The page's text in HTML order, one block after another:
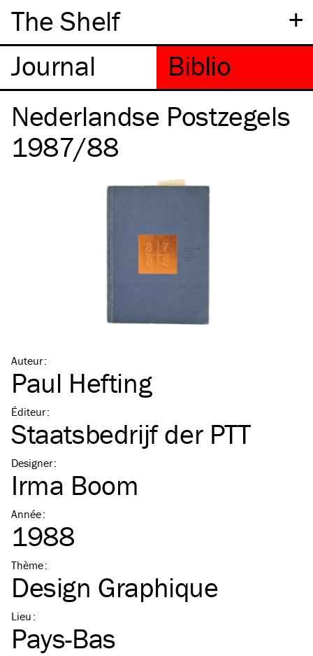
+
The Shelf
Nederlandse Postzegels
1987/88
Auteur:
Paul Hefting
Éditeur:
Staatsbedrijf der PTT
Designer:
Irma Boom
Année:
1988
Thème:
Design Graphique
Lieu :
Pays-Bas